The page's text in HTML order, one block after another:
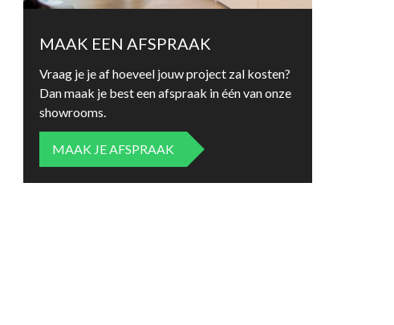
MAAK EEN AFSPRAAK
Vraag je je af hoeveel jouw project zal kosten?
Dan maak je best een afspraak in één van onze
showrooms.
MAAK JE AFSPRAAK